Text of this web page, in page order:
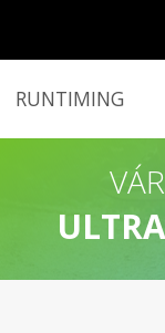
RUNTIMING